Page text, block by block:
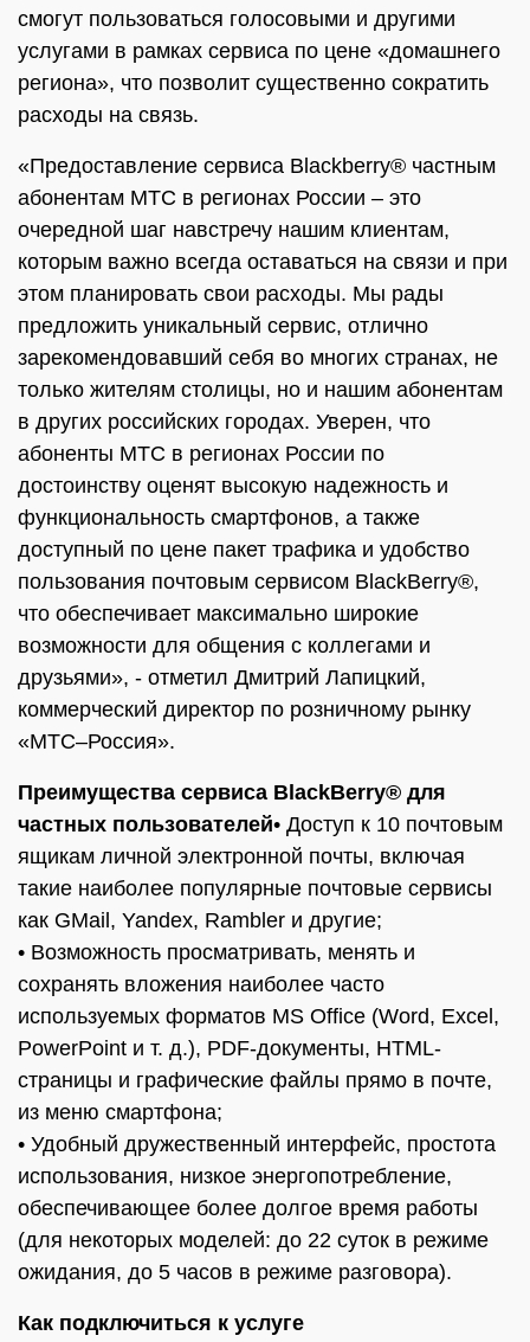
смогут пользоваться голосовыми и другими
услугами в рамках сервиса по цене «домашнего
региона», что позволит существенно сократить
расходы на связь.
«Предоставление сервиса Blackberry® частным
абонентам МТС в регионах России – это
очередной шаг навстречу нашим клиентам,
которым важно всегда оставаться на связи и при
этом планировать свои расходы. Мы рады
предложить уникальный сервис, отлично
зарекомендовавший себя во многих странах, не
только жителям столицы, но и нашим абонентам
в других российских городах. Уверен, что
абоненты МТС в регионах России по
достоинству оценят высокую надежность и
функциональность смартфонов, а также
доступный по цене пакет трафика и удобство
пользования почтовым сервисом BlackBerry®,
что обеспечивает максимально широкие
возможности для общения с коллегами и
друзьями», - отметил Дмитрий Лапицкий,
коммерческий директор по розничному рынку
«МТС–Россия».
Преимущества сервиса BlackBerry® для
частных пользователей• Доступ к 10 почтовым
ящикам личной электронной почты, включая
такие наиболее популярные почтовые сервисы
как GMail, Yandex, Rambler и другие;
• Возможность просматривать, менять и
сохранять вложения наиболее часто
используемых форматов MS Office (Word, Excel,
PowerPoint и т. д.), PDF-документы, HTML-
страницы и графические файлы прямо в почте,
из меню смартфона;
• Удобный дружественный интерфейс, простота
использования, низкое энергопотребление,
обеспечивающее более долгое время работы
(для некоторых моделей: до 22 суток в режиме
ожидания, до 5 часов в режиме разговора).
Как подключиться к услуге